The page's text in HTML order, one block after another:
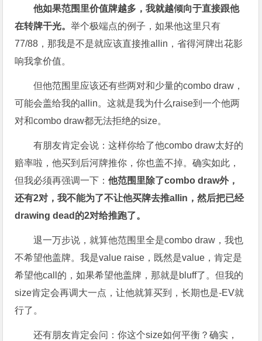
他如果范围里价值牌越多，我就越倾向于直接跟他
在转牌干光。举个极端点的例子，如果他这里只有
77/88，那我是不是就应该直接推allin，省得河牌出花影
响我拿价值。
但他范围里应该还有些两对和少量的combo draw，
可能会盖给我的allin。这就是我为什么raise到一个他两
对和combo draw都无法拒绝的size。
有朋友肯定会说：这样你给了他combo draw太好的
赔率啦，他买到后河牌推你，你也盖不掉。确实如此，
但我必须再强调一下：他范围里除了combo draw外，
还有2对，我不能为了不让他买牌去推allin，然后把已经
drawing dead的2对给推跑了。
退一万步说，就算他范围里全是combo draw，我也
不希望他盖牌。我是value raise，既然是value，肯定是
希望他call的，如果希望他盖牌，那就是bluff了。但我的
size肯定会再调大一点，让他就算买到，长期也是-EV就
行了。
还有朋友肯定会问：你这个size如何平衡？确实，